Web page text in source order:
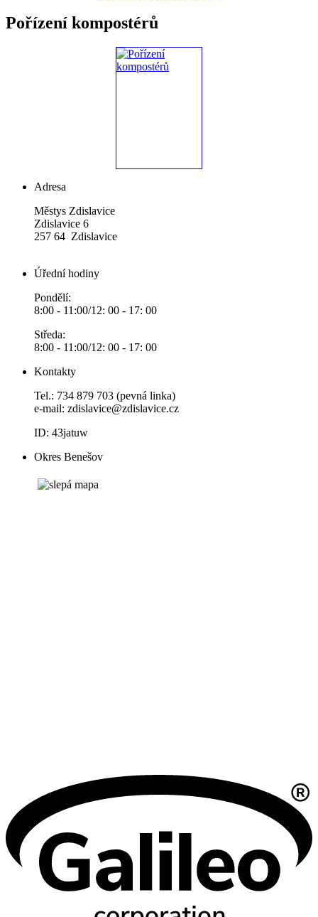
Pořízení kompostérů
Adresa
Městys Zdislavice
Zdislavice 6
257 64 Zdislavice
Úřední hodiny
Pondělí:
8:00 - 11:00/12: 00 - 17: 00
Středa:
8:00 - 11:00/12: 00 - 17: 00
Kontakty
Tel.: 734 879 703 (pevná linka)
e-mail: zdislavice@zdislavice.cz
ID: 43jatuw
Okres Benešov